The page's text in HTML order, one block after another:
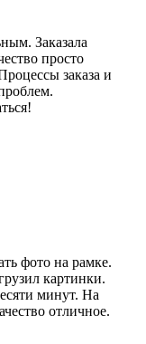
Заказала
просто
заказа и
фото на рамке.
картинки.
минут. На
отличное.